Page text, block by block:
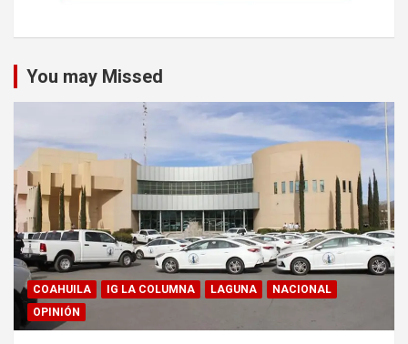
You may Missed
COAHUILA IG LA COLUMNA LAGUNA
NACIONAL
OPINIÓN